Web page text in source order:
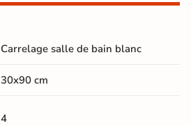
Carrelage salle de bain blanc
30x90 cm
4